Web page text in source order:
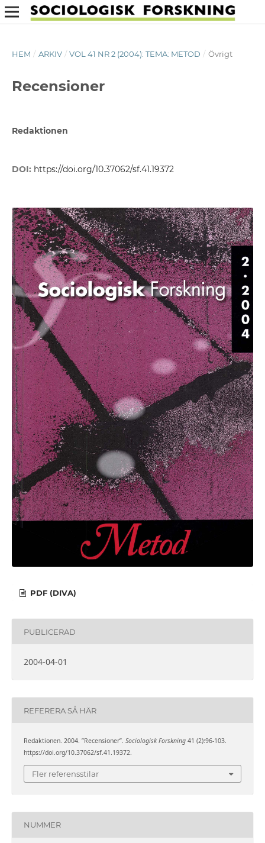
HEM / ARKIV / VOL 41 NR 2 (2004): TEMA: METOD / Övrigt
Recensioner
Redaktionen
DOI: https://doi.org/10.37062/sf.41.19372
PDF (DIVA)
PUBLICERAD
2004-04-01
REFERERA SÅ HÄR
Redaktionen. 2004. ”Recensioner”. Sociologisk Forskning41 (2):96-103.
https://doi.org/10.37062/sf.41.19372.
Fler referensstilar
NUMMER